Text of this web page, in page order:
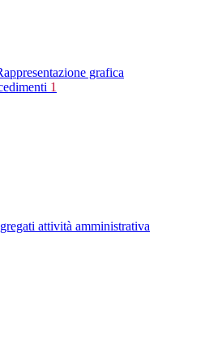
grafica
1
attività amministrativa